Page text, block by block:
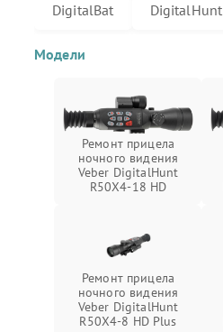
DigitalBat DigitalHunt
Модели
Ремонт прицела
ночного видения
Veber DigitalHunt
R50X4-18 HD
Ремонт прицела
ночного видения
Veber DigitalHunt
R50X4-8 HD Plus